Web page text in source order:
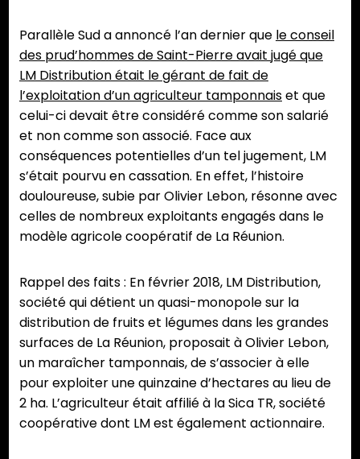
Parallèle Sud a annoncé l’an dernier que le conseil
des prud’hommes de Saint-Pierre avait jugé que
LM Distribution était le gérant de fait de
l’exploitation d’un agriculteur tamponnaiset que
celui-ci devait être considéré comme son salarié
et non comme son associé. Face aux
conséquences potentielles d’un tel jugement, LM
s’était pourvu en cassation. En effet, l’histoire
douloureuse, subie par Olivier Lebon, résonne avec
celles de nombreux exploitants engagés dans le
modèle agricole coopératif de La Réunion.
Rappel des faits : En février 2018, LM Distribution,
société qui détient un quasi-monopole sur la
distribution de fruits et légumes dans les grandes
surfaces de La Réunion, proposait à Olivier Lebon,
un maraîcher tamponnais, de s’associer à elle
pour exploiter une quinzaine d’hectares au lieu de
2 ha. L’agriculteur était affilié à la Sica TR, société
coopérative dont LM est également actionnaire.